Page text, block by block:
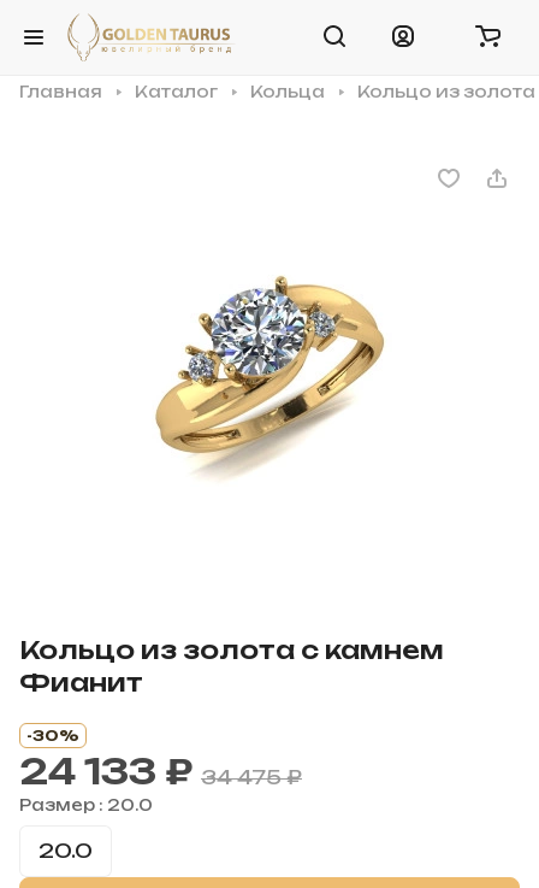
Главная Каталог Кольца Кольцо из
Кольцо из золота с камнем
Фианит
-30%
24 133 ₽ 34 475 ₽
Размер : 20.0
20.0